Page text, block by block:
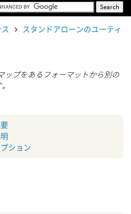
スタンドアローンのユーティ
ップをあるフォーマットから別の
ション